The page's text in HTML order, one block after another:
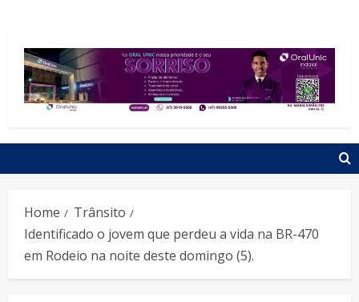
Home
Trânsito
Identificado o jovem que perdeu a vida na BR-470
em Rodeio na noite deste domingo (5).